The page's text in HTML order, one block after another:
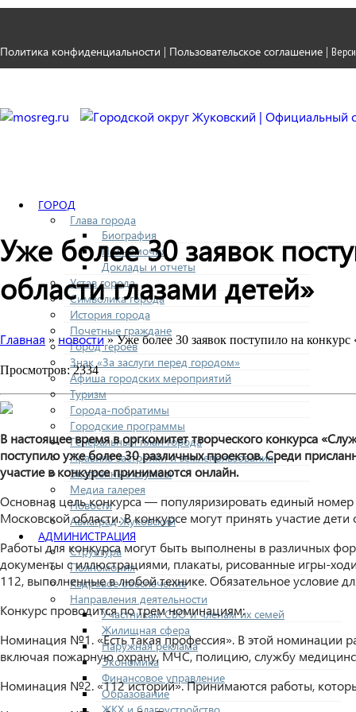
Политика конфиденциальности | Пользовательское соглашение |
ГОРОД
Глава города
Биография
Полномочия
Доклады и отчеты
Устав города
Символика города
История города
Почетные граждане
Город героев
Знак «За заслуги перед городом»
Афиша городских мероприятий
Туризм
Города-побратимы
Городские программы
Генеральный план города
Правила застройки и землепользования
Экстренные службы
Медиа галерея
Новости
Авиаград Жуковский
АДМИНИСТРАЦИЯ
Структура
Полномочия
Кадровое обеспечение
Направления деятельности
Участникам СВО и членам их семей
Жилищная сфера
Наружная реклама
Экономика
Финансовое управление
Образование
ЖКХ и благоустройство
Уже более 30 заявок
области глазами детей»
Главная » новости» Уже более 30 заявок поступило на
Просмотров: 2334
В настоящее время в оргкомитет творческого конкурса
поступило уже более 30 различных проектов. Среди
участие в конкурсе принимаются онлайн.
Основная цель конкурса — популяризировать единый номер
Московской области. В конкурсе могут принять участие
Работы для конкурса могут быть выполнены в различных
документы с иллюстрациями, плакаты, рисованные игры-
112, выполненные в любой технике. Обязательное условие
Конкурс проводится по трем номинациям:
Номинация №1. «Есть такая профессия». В этой номинации
включая пожарную охрану, МЧС, полицию, службу
Номинация №2. «112 историй». Принимаются работы,